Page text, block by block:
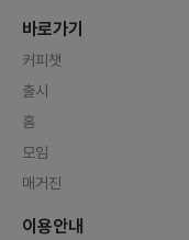
바로가기
커피챗
출시
홈
모임
매거진
이용안내